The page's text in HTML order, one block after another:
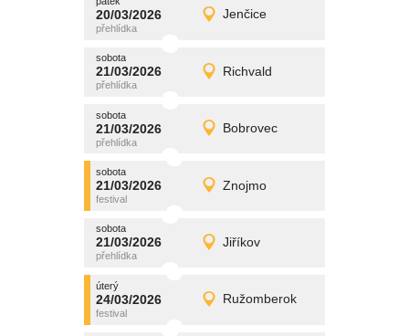
20/03/2026 Jenčice
pátek
20/03/2026 Detail
promítání
sobota
21/03/2026 Richvald
sobota
21/03/2026 Detail
promítání
sobota
21/03/2026 Bobrovec
sobota
21/03/2026 Detail
promítání
sobota
21/03/2026 Znojmo
sobota
21/03/2026 Detail
promítání
sobota
21/03/2026 Jiříkov
sobota
21/03/2026 Detail
promítání
úterý
24/03/2026 Ružomberok
úterý
24/03/2026 Detail
promítání